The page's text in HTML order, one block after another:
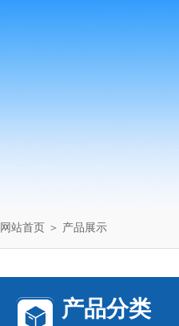
网站首页 ＞ 产品展示
产品分类